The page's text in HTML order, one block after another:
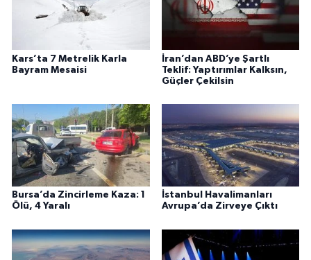
Kars’ta 7 Metrelik Karla
Bayram Mesaisi
İran’dan ABD’ye Şartlı
Teklif: Yaptırımlar Kalksın,
Güçler Çekilsin
Bursa’da Zincirleme Kaza: 1
Ölü, 4 Yaralı
İstanbul Havalimanları
Avrupa’da Zirveye Çıktı